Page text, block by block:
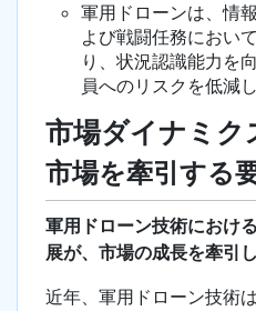
軍用ドローンは、情
よび戦闘任務におい
り、状況認識能力を
員へのリスクを低減
市場ダイナミク
市場を牽引する
軍用ドローン技術におけ
展が、市場の成長を牽引
近年、軍用ドローン技術